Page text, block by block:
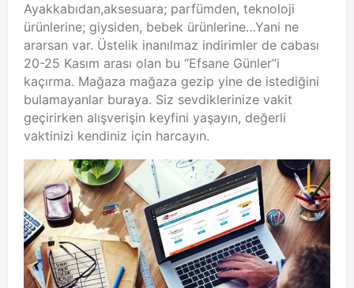
Ayakkabıdan,aksesuara; parfümden, teknoloji
ürünlerine; giysiden, bebek ürünlerine…Yani ne
ararsan var. Üstelik inanılmaz indirimler de cabası
20-25 Kasım arası olan bu “Efsane Günler”i
kaçırma. Mağaza mağaza gezip yine de istediğini
bulamayanlar buraya. Siz sevdiklerinize vakit
geçirirken alışverişin keyfini yaşayın, değerli
vaktinizi kendiniz için harcayın.